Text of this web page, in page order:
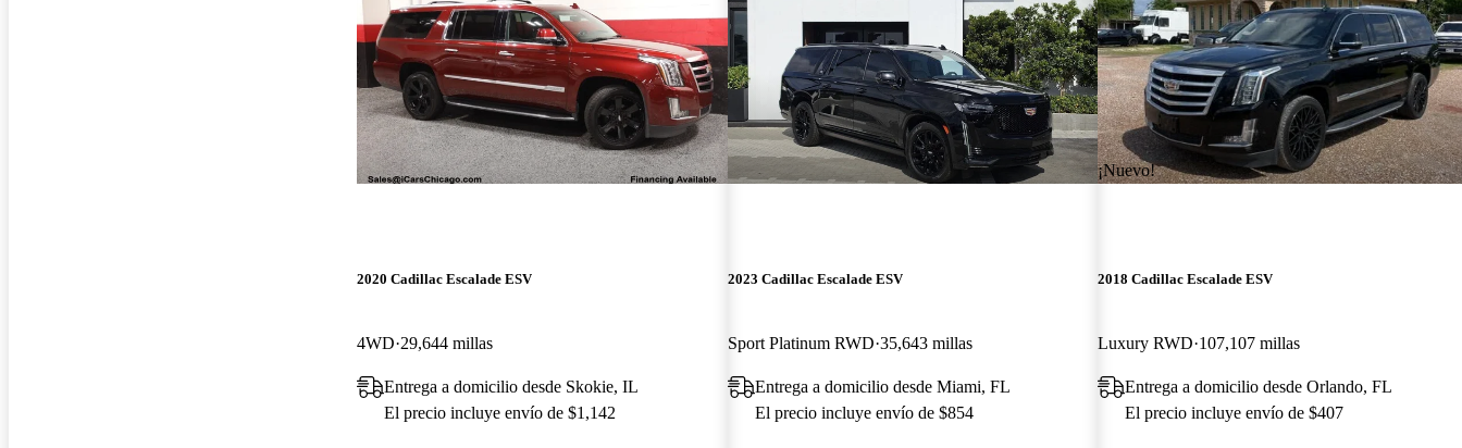
2020 Cadillac Escalade ESV
4WD 29,644 millas
Entrega a domicilio desde Skokie, IL
El precio incluye envío de $1,142
2023 Cadillac Escalade ESV
Sport Platinum RWD 35,643 millas
Entrega a domicilio desde Miami, FL
El precio incluye envío de $854
¡Nuevo!
2018 Cadillac Escalade ESV
Luxury RWD 107,107 millas
Entrega a domicilio desde Orlando, FL
El precio incluye envío de $407